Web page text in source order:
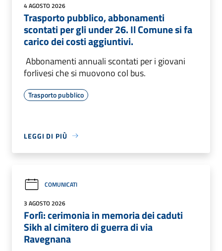
4 AGOSTO 2026
Trasporto pubblico, abbonamenti
scontati per gli under 26. Il Comune si fa
carico dei costi aggiuntivi.
Abbonamenti annuali scontati per i giovani
forlivesi che si muovono col bus.
Trasporto pubblico
LEGGI DI PIÙ
COMUNICATI
3 AGOSTO 2026
Forlì: cerimonia in memoria dei caduti
Sikh al cimitero di guerra di via
Ravegnana